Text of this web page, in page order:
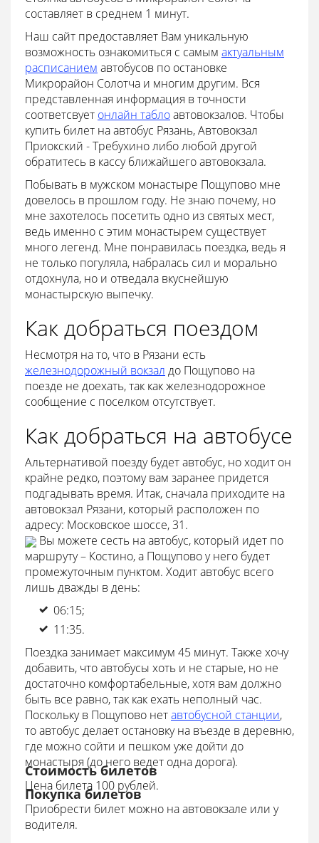
составляет в среднем 1 минут.
Наш сайт предоставляет Вам уникальную
возможность ознакомиться с самым актуальным
расписанием автобусов по остановке
Микрорайон Солотча и многим другим. Вся
представленная информация в точности
соответсвует онлайн таблоавтовокзалов. Чтобы
купить билет на автобус Рязань, Автовокзал
Приокский - Требухино либо любой другой
обратитесь в кассу ближайшего автовокзала.
Побывать в мужском монастыре Пощупово мне
довелось в прошлом году. Не знаю почему, но
мне захотелось посетить одно из святых мест,
ведь именно с этим монастырем существует
много легенд. Мне понравилась поездка, ведь я
не только погуляла, набралась сил и морально
отдохнула, но и отведала вкуснейшую
монастырскую выпечку.
Как добраться поездом
Несмотря на то, что в Рязани есть
железнодорожный вокзал до Пощупово на
поезде не доехать, так как железнодорожное
сообщение с поселком отсутствует.
Как добраться на автобусе
Альтернативой поезду будет автобус, но ходит он
крайне редко, поэтому вам заранее придется
подгадывать время. Итак, сначала приходите на
автовокзал Рязани, который расположен по
адресу: Московское шоссе, 31.
Вы можете сесть на автобус, который идет по
маршруту – Костино, а Пощупово у него будет
промежуточным пунктом. Ходит автобус всего
лишь дважды в день:
06:15;
11:35.
Поездка занимает максимум 45 минут. Также хочу
добавить, что автобусы хоть и не старые, но не
достаточно комфортабельные, хотя вам должно
быть все равно, так как ехать неполный час.
Поскольку в Пощупово нетавтобусной станции,
то автобус делает остановку на въезде в деревню,
где можно сойти и пешком уже дойти до
монастыря (до него ведет одна дорога).
Стоимость билетов
Цена билета 100 рублей.
Покупка билетов
Приобрести билет можно на автовокзале или у
водителя.